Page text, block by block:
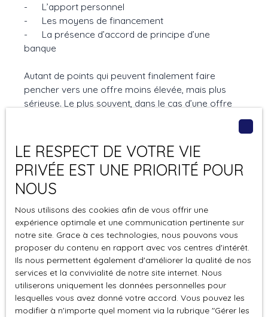
- L’apport personnel
- Les moyens de financement
- La présence d’accord de principe d’une
banque
Autant de points qui peuvent finalement faire
pencher vers une offre moins élevée, mais plus
sérieuse. Le plus souvent, dans le cas d’une offre
Selon le cas, vous allez donc signer :
- Une promesse de vente: cet acte n’engage que
vous en tant que vendeur, car vous vous engagez à
- Un compromis de vente: Cet acte engage les
deux parties qui décident que la vente aura lieu
dans des conditions qu’elles ont prévues. Le
contrat peut toutefois comporter des conditions
suspensives (comme l’obtention d’un prêt pour
l’acquéreur par exemple).
L’acquéreur a un droit de rétractation de 7 jours
LE RESPECT DE VOTRE VIE
PRIVÉE EST UNE PRIORITÉ POUR
NOUS
Nous utilisons des cookies afin de vous offrir une
expérience optimale et une communication pertinente sur
notre site. Grace à ces technologies, nous pouvons vous
proposer du contenu en rapport avec vos centres d'intérêt.
Ils nous permettent également d'améliorer la qualité de nos
services et la convivialité de notre site internet. Nous
utiliserons uniquement les données personnelles pour
lesquelles vous avez donné votre accord. Vous pouvez les
modifier à n'importe quel moment via la rubrique ″Gérer les